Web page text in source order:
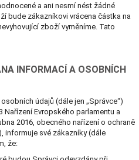
a ani nesmí nést žádné
bude zákazníkovi vrácena částka na
zboží vyměníme. Tato
INFORMACÍ A OSOBNÍCH
údajů (dále jen „Správce“)
Nařízení Evropského parlamentu a
2016, obecného nařízení o ochraně
informuje své zákazníky (dále
že: